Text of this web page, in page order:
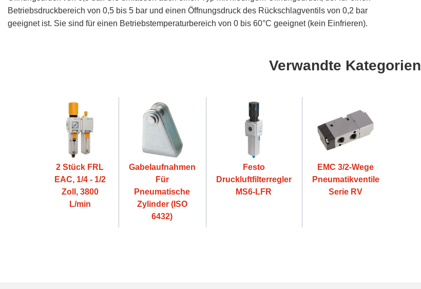
Betriebsdruckbereich von 0,5 bis 5 bar und einen Öffnungsdruck des Rückschlagventils von 0,2 bar
geeignet ist. Sie sind für einen Betriebstemperaturbereich von 0 bis 60°C geeignet (kein Einfrieren).
Verwandte Kategorien
2 Stück FRL
EAC, 1/4 - 1/2
Zoll, 3800
L/min
Gabelaufnahmen
Für
Pneumatische
Zylinder (ISO
6432)
Festo
Druckluftfilterregler
MS6-LFR
EMC 3/2-Wege
Pneumatikventile
Serie RV